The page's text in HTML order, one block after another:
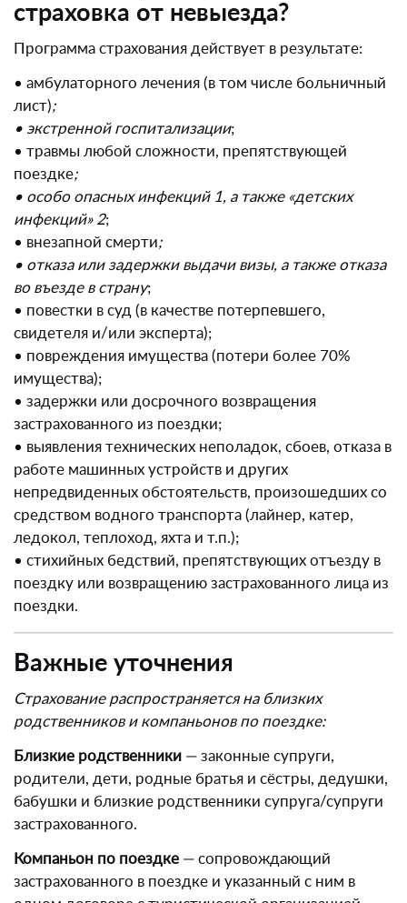
страховка от невыезда?
Программа страхования действует в результате:
• амбулаторного лечения (в том числе больничный
лист);
• экстренной госпитализации;
• травмы любой сложности, препятствующей
поездке;
• особо опасных инфекций 1, а также «детских
инфекций» 2;
• внезапной смерти;
• отказа или задержки выдачи визы, а также отказа
во въезде в страну;
• повестки в суд (в качестве потерпевшего,
свидетеля и/или эксперта);
• повреждения имущества (потери более 70%
имущества);
• задержки или досрочного возвращения
застрахованного из поездки;
• выявления технических неполадок, сбоев, отказа в
работе машинных устройств и других
непредвиденных обстоятельств, произошедших со
средством водного транспорта (лайнер, катер,
ледокол, теплоход, яхта и т.п.);
• стихийных бедствий, препятствующих отъезду в
поездку или возвращению застрахованного лица из
поездки.
Важные уточнения
Страхование распространяется на близких
родственников и компаньонов по поездке:
Близкие родственники — законные супруги,
родители, дети, родные братья и сёстры, дедушки,
бабушки и близкие родственники супруга/супруги
застрахованного.
Компаньон по поездке — сопровождающий
застрахованного в поездке и указанный с ним в